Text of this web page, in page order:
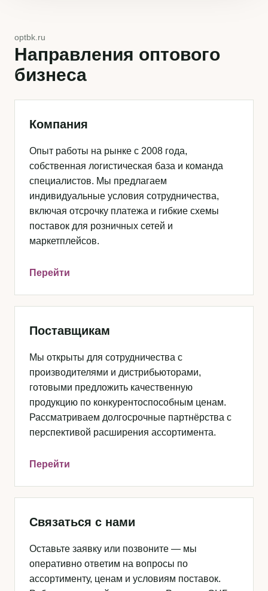
optbk.ru
Направления оптового
бизнеса
Компания
Опыт работы на рынке с 2008 года,
собственная логистическая база и команда
специалистов. Мы предлагаем
индивидуальные условия сотрудничества,
включая отсрочку платежа и гибкие схемы
поставок для розничных сетей и
маркетплейсов.
Перейти
Поставщикам
Мы открыты для сотрудничества с
производителями и дистрибьюторами,
готовыми предложить качественную
продукцию по конкурентоспособным ценам.
Рассматриваем долгосрочные партнёрства с
перспективой расширения ассортимента.
Перейти
Связаться с нами
Оставьте заявку или позвоните — мы
оперативно ответим на вопросы по
ассортименту, ценам и условиям поставок.